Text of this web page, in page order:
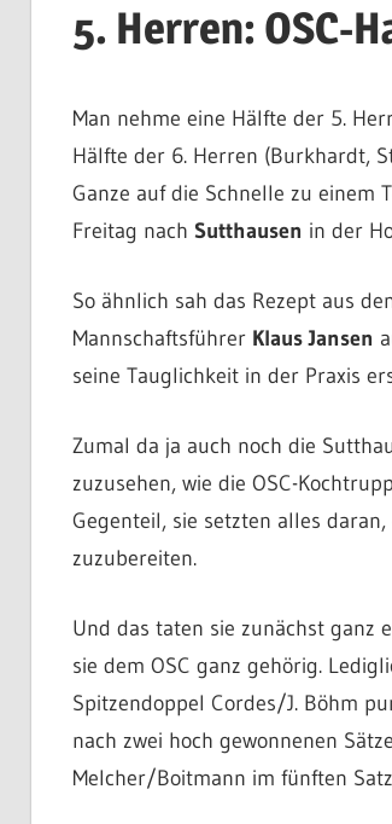
5. Herren: OSC-
Man nehme eine Hälfte der 5.
Hälfte der 6. Herren (Burkhardt,
Ganze auf die Schnelle zu einem
Freitag nach Sutthausen in der
So ähnlich sah das Rezept aus
Mannschaftsführer Klaus Jansen
seine Tauglichkeit in der Praxis
Zumal da ja auch noch die
zuzusehen, wie die OSC-
Gegenteil, sie setzten alles
zuzubereiten.
Und das taten sie zunächst ganz
sie dem OSC ganz gehörig.
Spitzendoppel Cordes/J. Böhm
nach zwei hoch gewonnenen
Melcher/Boitmann im fünften